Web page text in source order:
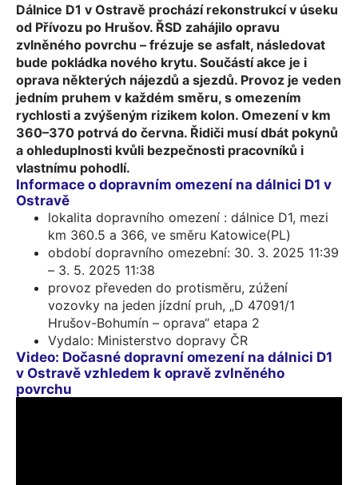
Dálnice D1 v Ostravě prochází rekonstrukcí v úseku
od Přívozu po Hrušov. ŘSD zahájilo opravu
zvlněného povrchu – frézuje se asfalt, následovat
bude pokládka nového krytu. Součástí akce je i
oprava některých nájezdů a sjezdů. Provoz je veden
jedním pruhem v každém směru, s omezením
rychlosti a zvýšeným rizikem kolon. Omezení v km
360–370 potrvá do června. Řidiči musí dbát pokynů
a ohleduplnosti kvůli bezpečnosti pracovníků i
vlastnímu pohodlí.
Informace o dopravním omezení na dálnici D1 v
Ostravě
lokalita dopravního omezení : dálnice D1, mezi
km 360.5 a 366, ve směru Katowice(PL)
období dopravního omezební: 30. 3. 2025 11:39
– 3. 5. 2025 11:38
provoz převeden do protisměru, zúžení
vozovky na jeden jízdní pruh, „D 47091/1
Hrušov-Bohumín – oprava“ etapa 2
Vydalo: Ministerstvo dopravy ČR
Video: Dočasné dopravní omezení na dálnici D1
v Ostravě vzhledem k opravě zvlněného
povrchu